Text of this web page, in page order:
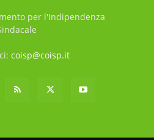
per l'Indipendenza
coisp@coisp.it